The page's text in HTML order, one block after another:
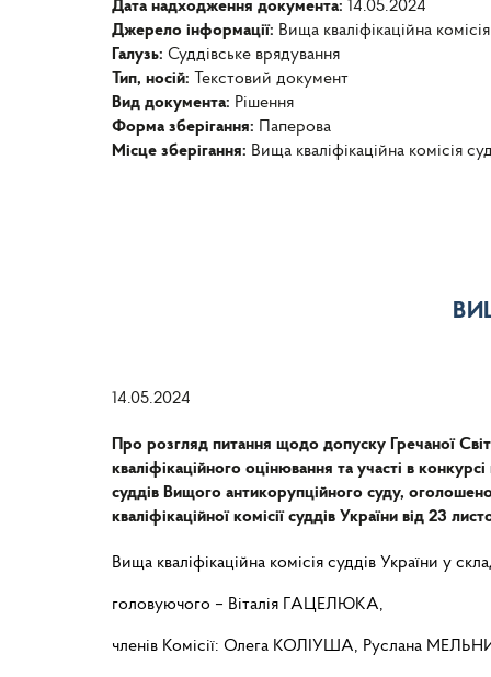
Дата надходження документа: 14.05.2024
Джерело інформації: Вища кваліфікаційна
Галузь: Суддівське врядування
Тип, носій:
Текстовий документ
Вид документа: Рішення
Форма зберігання:
Паперова
Місце зберігання: Вища кваліфікаційна комісія
14.05.2024
Про розгляд питання щодо допуску Гречаної
кваліфікаційного оцінювання та участі в
суддів Вищого антикорупційного суду,
кваліфікаційної комісії суддів України від 23
Вища кваліфікаційна комісія суддів України у
головуючого – Віталія ГАЦЕЛЮКА,
членів Комісії: Олега КОЛІУША, Руслана